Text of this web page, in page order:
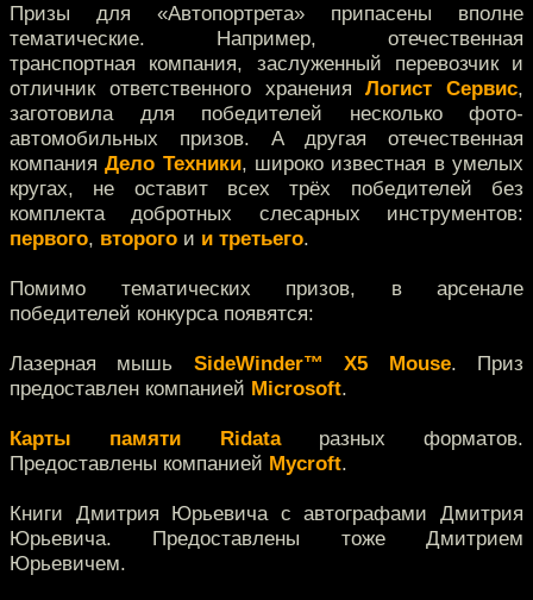
Призы для «Автопортрета» припасены вполне
тематические. Например, отечественная
транспортная компания, заслуженный перевозчик и
отличник ответственного храненияЛогист Сервис,
заготовила для победителей несколько фото-
автомобильных призов. А другая отечественная
компанияДело Техники, широко известная в умелых
кругах, не оставит всех трёх победителей без
комплекта добротных слесарных инструментов:
первого, второго и и третьего.
Помимо тематических призов, в арсенале
победителей конкурса появятся:
Лазерная мышь SideWinder™ X5 Mouse. Приз
предоставлен компанией Microsoft.
Карты памяти Ridataразных форматов.
Предоставлены компанией Mycroft.
Книги Дмитрия Юрьевича с автографами Дмитрия
Юрьевича. Предоставлены тоже Дмитрием
Юрьевичем.